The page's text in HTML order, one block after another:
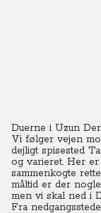
Duerne i Uzun
Vi følger vejen
dejligt spisested
og varieret. Her
sammenkogte
måltid er der
men vi skal ned i
Fra